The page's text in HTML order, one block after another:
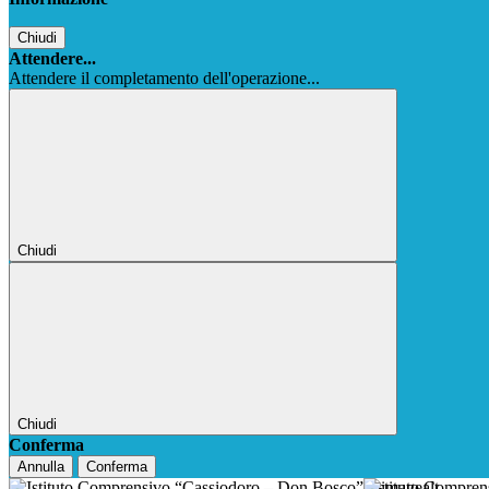
Chiudi
Attendere...
Attendere il completamento dell'operazione...
Chiudi
Chiudi
Conferma
Annulla Conferma